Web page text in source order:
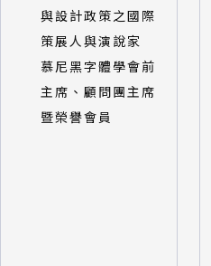
與設計政策之國際
策展人與演說家
慕尼黑字體學會前
主席、顧問團主席
暨榮譽會員